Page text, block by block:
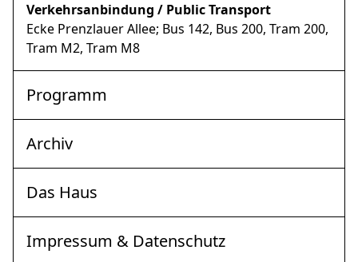
Verkehrsanbindung / Public Transport
Ecke Prenzlauer Allee; Bus 142, Bus 200, Tram 200,
Tram M2, Tram M8
Programm
Archiv
Das Haus
Impressum & Datenschutz